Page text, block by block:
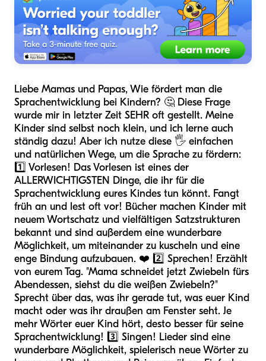
Liebe Mamas und Papas, Wie fördert man die
Sprachentwicklung bei Kindern? 🤔 Diese Frage
wurde mir in letzter Zeit SEHR oft gestellt. Meine
Kinder sind selbst noch klein, und ich lerne auch
ständig dazu! Aber ich nutze diese 🖐️ einfachen
und natürlichen Wege, um die Sprache zu fördern:
1️⃣ Vorlesen! Das Vorlesen ist eines der
ALLERWICHTIGSTEN Dinge, die ihr für die
Sprachentwicklung eures Kindes tun könnt. Fangt
früh an und lest oft vor! Bücher machen Kinder mit
neuem Wortschatz und vielfältigen Satzstrukturen
bekannt und sind außerdem eine wunderbare
Möglichkeit, um miteinander zu kuscheln und eine
enge Bindung aufzubauen. ❤️ 2️⃣ Sprechen! Erzählt
von eurem Tag. "Mama schneidet jetzt Zwiebeln fürs
Abendessen, siehst du die weißen Zwiebeln?"
Sprecht über das, was ihr gerade tut, was euer Kind
macht oder was ihr draußen am Fenster seht. Je
mehr Wörter euer Kind hört, desto besser für seine
Sprachentwicklung! 3️⃣ Singen! Lieder sind eine
wunderbare Möglichkeit, spielerisch neue Wörter zu